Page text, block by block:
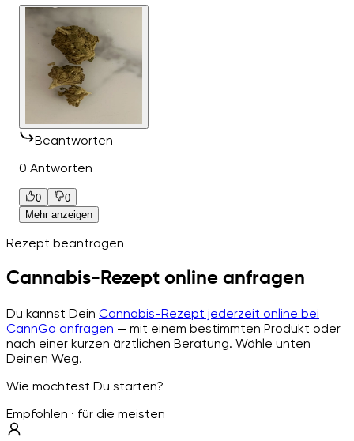
Beantworten
0 Antworten
0
0
Mehr anzeigen
Rezept beantragen
Cannabis-Rezept online anfragen
Du kannst Dein Cannabis-Rezept jederzeit online bei
CannGo anfragen — mit einem bestimmten Produkt oder
nach einer kurzen ärztlichen Beratung. Wähle unten
Deinen Weg.
Wie möchtest Du starten?
Empfohlen · für die meisten